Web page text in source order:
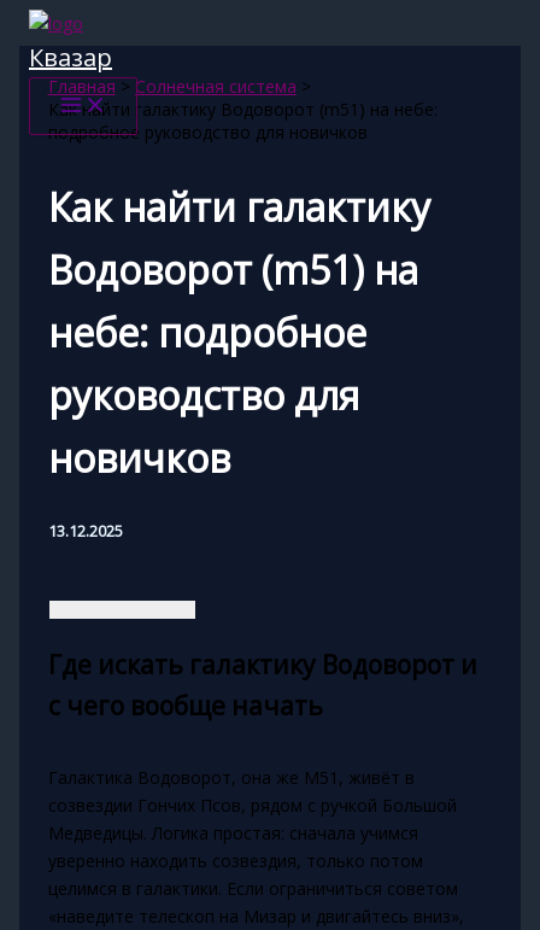
Перейти
содержимому
Квазар
Главная
Солнечная система
Как найти галактику Водоворот (m51) на небе:
подробное руководство для новичков
Как найти галактику
Водоворот (m51) на
небе: подробное
руководство для
новичков
13.12.2025
Где искать галактику Водоворот и
с чего вообще начать
Галактика Водоворот, она же M51, живёт в
созвездии Гончих Псов, рядом с ручкой Большой
Медведицы. Логика простая: сначала учимся
уверенно находить созвездия, только потом
целимся в галактики. Если ограничиться советом
«наведите телескоп на Мизар и двигайтесь вниз»,